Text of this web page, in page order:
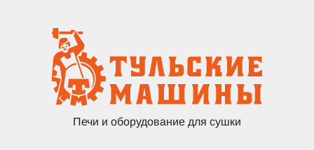
Печи и оборудование для сушки